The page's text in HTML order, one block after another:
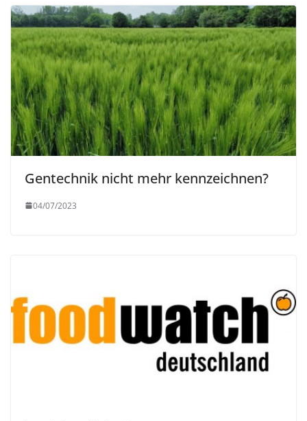
Gentechnik nicht mehr kennzeichnen?
04/07/2023